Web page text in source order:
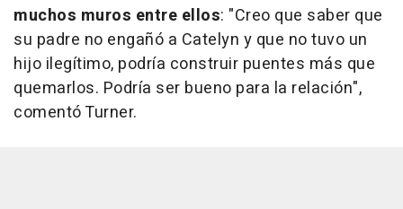
muchos muros entre ellos: "Creo que saber que
su padre no engañó a Catelyn y que no tuvo un
hijo ilegítimo, podría construir puentes más que
quemarlos. Podría ser bueno para la relación",
comentó Turner.